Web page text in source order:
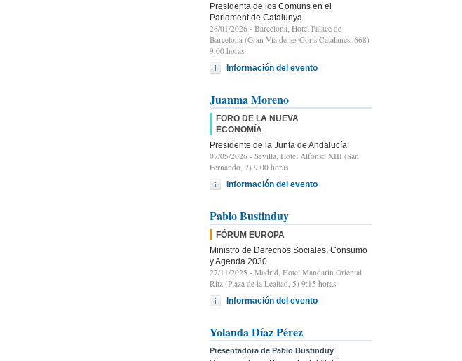
Presidenta de los Comuns en el
Parlament de Catalunya
26/01/2026 - Barcelona, Hotel Palace de
Barcelona (Gran Vía de les Corts Catalanes, 668)
9.00 horas
Información del evento
Juanma Moreno
FORO DE LA NUEVA
ECONOMÍA
Presidente de la Junta de Andalucía
07/05/2026 - Sevilla, Hotel Alfonso XIII (San
Fernando, 2) 9:00 horas
Información del evento
Pablo Bustinduy
FÓRUM EUROPA
Ministro de Derechos Sociales, Consumo
y Agenda 2030
27/11/2025 - Madrid, Hotel Mandarin Oriental
Ritz (Plaza de la Lealtad, 5) 9:15 horas
Información del evento
Yolanda Díaz Pérez
Presentadora de Pablo Bustinduy